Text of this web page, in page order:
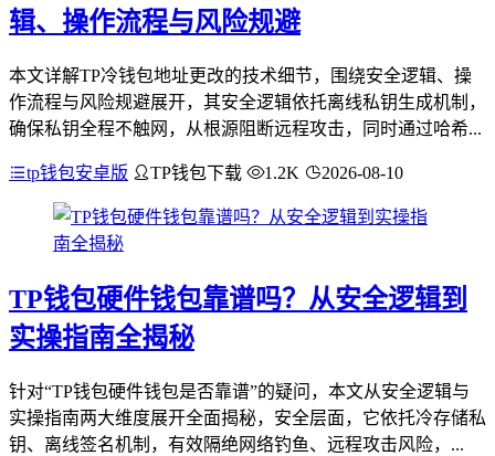
辑、操作流程与风险规避
本文详解TP冷钱包地址更改的技术细节，围绕安全逻辑、操
作流程与风险规避展开，其安全逻辑依托离线私钥生成机制，
确保私钥全程不触网，从根源阻断远程攻击，同时通过哈希...
tp钱包安卓版 TP钱包下载 1.2K 2026-08-10
TP钱包硬件钱包靠谱吗？从安全逻辑到
实操指南全揭秘
针对“TP钱包硬件钱包是否靠谱”的疑问，本文从安全逻辑与
实操指南两大维度展开全面揭秘，安全层面，它依托冷存储私
钥、离线签名机制，有效隔绝网络钓鱼、远程攻击风险，...